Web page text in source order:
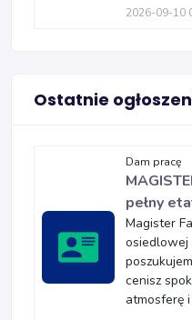
2026-09-10
Ostatnie
Dam pracę
pełny
Magister
osiedlowej
cenisz
atmosferę